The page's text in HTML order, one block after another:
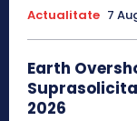
Actualitate 7
Earth
2026